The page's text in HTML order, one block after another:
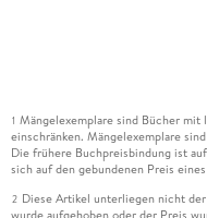
1 Mängelexemplare sind Bücher mit
einschränken. Mängelexemplare
Die frühere Buchpreisbindung ist
sich auf den gebundenen Preis
2 Diese Artikel unterliegen nicht
wurde aufgehoben oder der Preis